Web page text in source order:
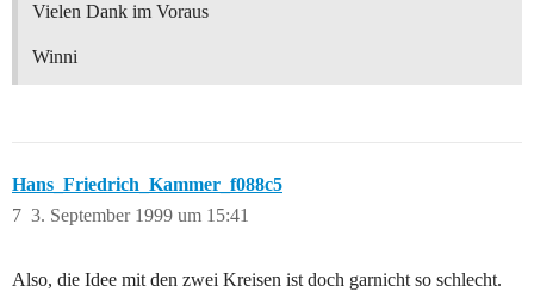
Vielen Dank im Voraus
Winni
Hans_Friedrich_Kammer_f088c5
3. September 1999 um 15:41
7
Also, die Idee mit den zwei Kreisen ist doch garnicht so schlecht.